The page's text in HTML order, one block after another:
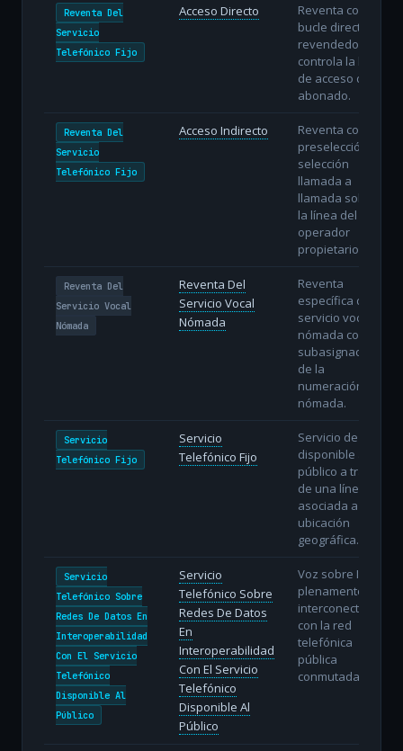
Reventa Del
Servicio
Telefónico Fijo
Acceso Directo
Reventa con
bucle directo: el
revendedor
controla la línea
de acceso del
abonado.
Reventa Del
Servicio
Telefónico Fijo
Acceso Indirecto
Reventa con
preselección o
selección
llamada a
llamada sobre
la línea del
operador
propietario.
Reventa Del
Servicio Vocal
Nómada
Reventa Del
Servicio Vocal
Nómada
Reventa
específica del
servicio vocal
nómada con
subasignación
de la
numeración
nómada.
Servicio
Telefónico Fijo
Servicio
Telefónico Fijo
Servicio de voz
disponible al
público a través
de una línea fija
asociada a una
ubicación
geográfica.
Servicio
Telefónico Sobre
Redes De Datos En
Interoperabilidad
Con El Servicio
Telefónico
Disponible Al
Público
Servicio
Telefónico Sobre
Redes De Datos
En
Interoperabilidad
Con El Servicio
Telefónico
Disponible Al
Público
Voz sobre IP
plenamente
interconectada
con la red
telefónica
pública
conmutada.